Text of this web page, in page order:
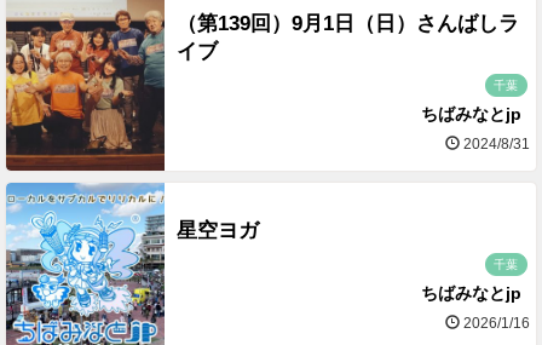
（第139回）9月1日（日）さんばしラ
イブ
千葉
ちばみなとjp
2024/8/31
星空ヨガ
千葉
ちばみなとjp
2026/1/16